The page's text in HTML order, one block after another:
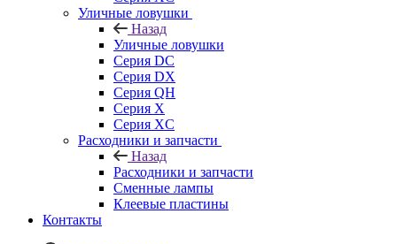
Уличные ловушки
Назад
Уличные ловушки
Серия DC
Серия DX
Серия QH
Серия X
Серия XC
Расходники и запчасти
Назад
Расходники и запчасти
Сменные лампы
Клеевые пластины
Контакты